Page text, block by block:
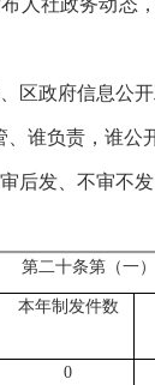
人社政务动态
区政府信息公
、谁负责，谁公
后发、不审不
第二十条第（一
本年制发件数
0